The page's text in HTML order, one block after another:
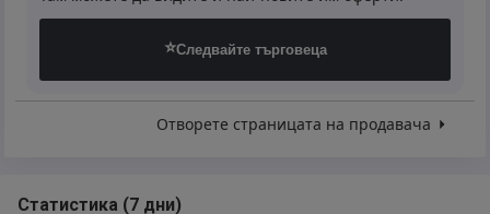
⭐Следвайте търговеца
Отворете страницата на продавача
Статистика (7 дни)